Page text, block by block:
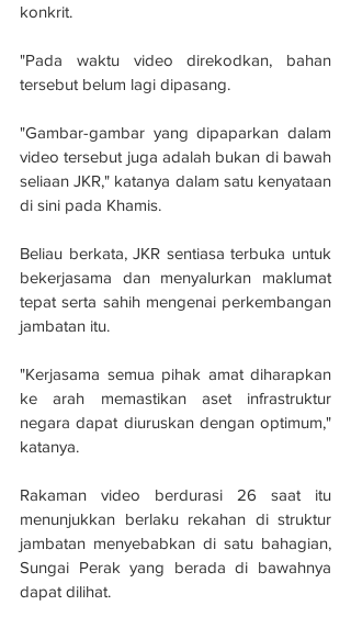
konkrit.
"Pada waktu video direkodkan, bahan
tersebut belum lagi dipasang.
"Gambar-gambar yang dipaparkan dalam
video tersebut juga adalah bukan di bawah
seliaan JKR," katanya dalam satu kenyataan
di sini pada Khamis.
Beliau berkata, JKR sentiasa terbuka untuk
bekerjasama dan menyalurkan maklumat
tepat serta sahih mengenai perkembangan
jambatan itu.
"Kerjasama semua pihak amat diharapkan
ke arah memastikan aset infrastruktur
negara dapat diuruskan dengan optimum,"
katanya.
Rakaman video berdurasi 26 saat itu
menunjukkan berlaku rekahan di struktur
jambatan menyebabkan di satu bahagian,
Sungai Perak yang berada di bawahnya
dapat dilihat.